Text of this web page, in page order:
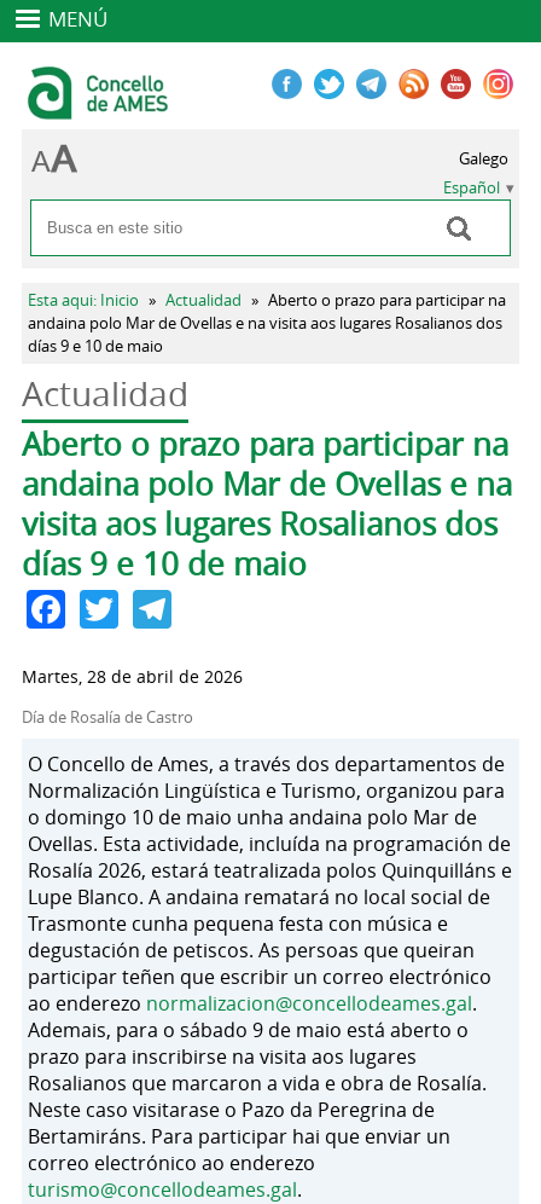
MENÚ
Formulario de búsqueda
Buscar
Galego
Español
Se encuentra usted aquí
Esta aqui: Inicio » Actualidad » Aberto o prazo para participar na
andaina polo Mar de Ovellas e na visita aos lugares Rosalianos dos
días 9 e 10 de maio
Actualidad
Solapas principales
Aberto o prazo para participar na
andaina polo Mar de Ovellas e na
visita aos lugares Rosalianos dos
días 9 e 10 de maio
Facebook
TwitterTelegram
Martes, 28 de abril de 2026
Día de Rosalía de Castro
O Concello de Ames, a través dos departamentos de
Normalización Lingüística e Turismo, organizou para
o domingo 10 de maio unha andaina polo Mar de
Ovellas. Esta actividade, incluída na programación de
Rosalía 2026, estará teatralizada polos Quinquilláns e
Lupe Blanco. A andaina rematará no local social de
Trasmonte cunha pequena festa con música e
degustación de petiscos. As persoas que queiran
participar teñen que escribir un correo electrónico
ao enderezo normalizacion@concellodeames.gal.
Ademais, para o sábado 9 de maio está aberto o
prazo para inscribirse na visita aos lugares
Rosalianos que marcaron a vida e obra de Rosalía.
Neste caso visitarase o Pazo da Peregrina de
Bertamiráns. Para participar hai que enviar un
correo electrónico ao enderezo
turismo@concellodeames.gal.